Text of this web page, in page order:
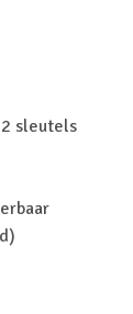
sleutels